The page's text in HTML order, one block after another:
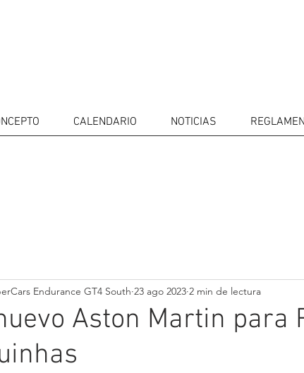
CALENDARIO NOTICIAS
Aston Martin para
Endurance GT4 South 23 ago 2023 2 min de lectura